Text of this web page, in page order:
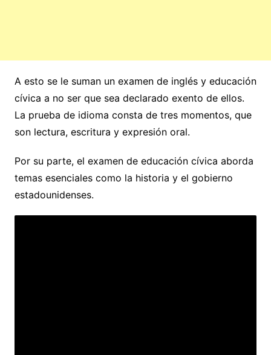
A esto se le suman un examen de inglés y educación
cívica a no ser que sea declarado exento de ellos.
La prueba de idioma consta de tres momentos, que
son lectura, escritura y expresión oral.
Por su parte, el examen de educación cívica aborda
temas esenciales como la historia y el gobierno
estadounidenses.